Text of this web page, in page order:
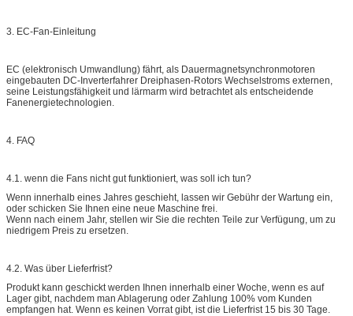
3. EC-Fan-Einleitung
EC (elektronisch Umwandlung) fährt, als Dauermagnetsynchronmotoren
eingebauten DC-Inverterfahrer Dreiphasen-Rotors Wechselstroms externen,
seine Leistungsfähigkeit und lärmarm wird betrachtet als entscheidende
Fanenergietechnologien.
4. FAQ
4.1. wenn die Fans nicht gut funktioniert, was soll ich tun?
Wenn innerhalb eines Jahres geschieht, lassen wir Gebühr der Wartung ein,
oder schicken Sie Ihnen eine neue Maschine frei.
Wenn nach einem Jahr, stellen wir Sie die rechten Teile zur Verfügung, um zu
niedrigem Preis zu ersetzen.
4.2. Was über Lieferfrist?
Produkt kann geschickt werden Ihnen innerhalb einer Woche, wenn es auf
Lager gibt, nachdem man Ablagerung oder Zahlung 100% vom Kunden
empfangen hat. Wenn es keinen Vorrat gibt, ist die Lieferfrist 15 bis 30 Tage.